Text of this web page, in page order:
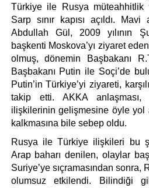
Türkiye ile Rusya
Sarp sınır kapısı açıldı. Mavi
Abdullah Gül, 2009 yılının
başkenti Moskova’yı ziyaret
olmuş, dönemin Başbakanı
Başbakanı Putin ile Soçi’de
Putin’in Türkiye’yi ziyareti,
takip etti. AKKA anlaşması,
ilişkilerinin gelişmesine öyle yol
kalkmasına bile sebep oldu.
Rusya ile Türkiye ilişkileri bu
Arap baharı denilen, olaylar
Suriye’ye sıçramasından
olumsuz etkilendi. Bilindiği